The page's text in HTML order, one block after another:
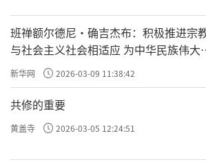
班禅额尔德尼·确吉杰布：积极推进宗
与社会主义社会相适应 为中华民族伟大
兴贡献力量
新华网 2026-03-09 11:38:42
共修的重要
黄盖寺 2026-03-05 12:24:51